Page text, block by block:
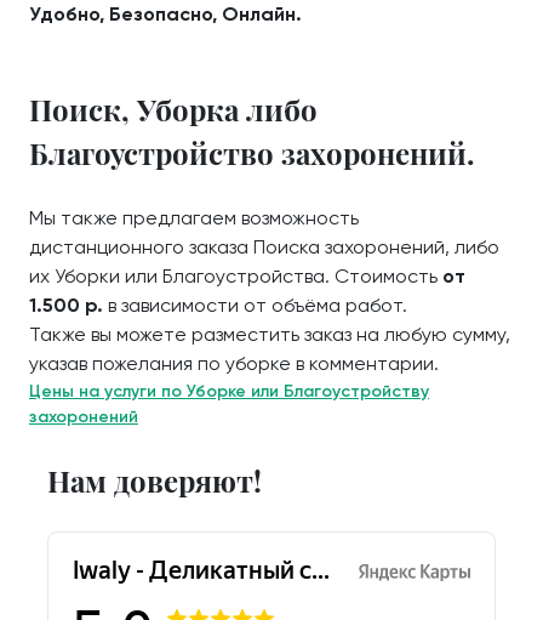
Удобно, Безопасно, Онлайн.
Поиск, Уборка либо
Благоустройство захоронений.
Мы также предлагаем возможность
дистанционного заказа Поиска захоронений, либо
их Уборки или Благоустройства. Стоимость от
1.500 р. в зависимости от объёма работ.
Также вы можете разместить заказ на любую сумму,
указав пожелания по уборке в комментарии.
Цены на услуги по Уборке или Благоустройству
захоронений
Нам доверяют!